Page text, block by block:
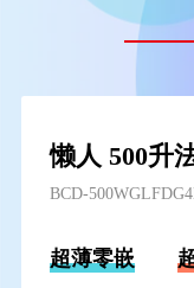
懒人 500升
BCD-
超薄零嵌